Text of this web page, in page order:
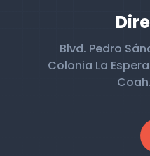
Blvd. Pedro
Colonia La